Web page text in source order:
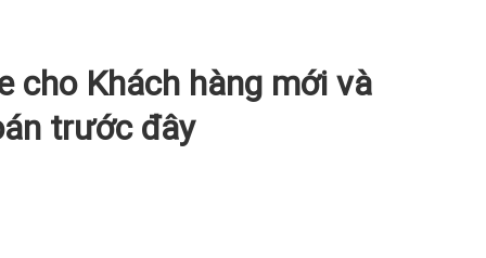
cho Khách hàng mới và
trước đây